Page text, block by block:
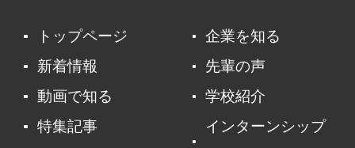
トップページ
新着情報
動画で知る
特集記事
企業を知る
先輩の声
学校紹介
インターンシップ